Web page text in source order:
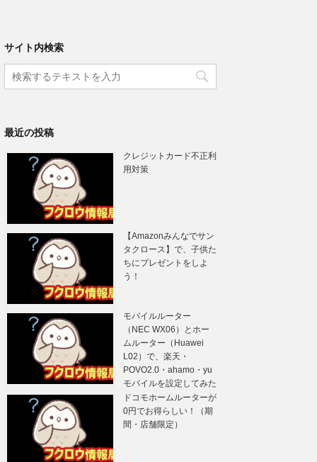
サイト内検索
最近の投稿
クレジットカード不正利
用対策
【Amazonみんなでサン
タクロース】で、子供た
ちにプレゼントをしよ
う！
モバイルルーター
（NEC WX06）とホー
ムルーター（Huawei
L02）で、楽天・
POVO2.0・ahamo・yu
モバイルを設定してみた
ドコモホームルーターが
0円でお得らしい！（期
間・店舗限定）